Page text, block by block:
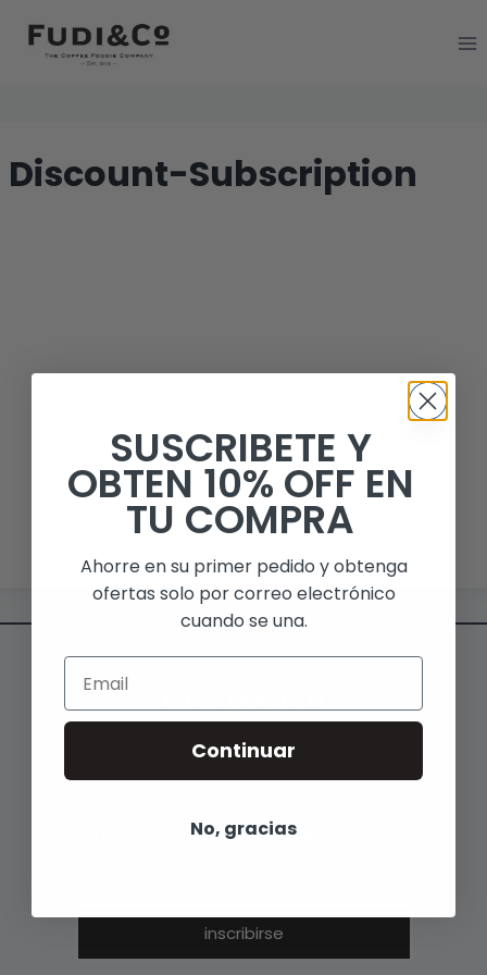
Discount-Subscription
Suscríbete A Nuestra Newsletter.
inscribirse
SUSCRIBETE Y
OBTEN 10% OFF EN
TU COMPRA
Ahorre en su primer pedido y obtenga
ofertas solo por correo electrónico
cuando se una.
Email
Continuar
No, gracias